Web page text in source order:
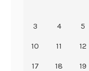
3 4 5
10 11 12
17 18 19